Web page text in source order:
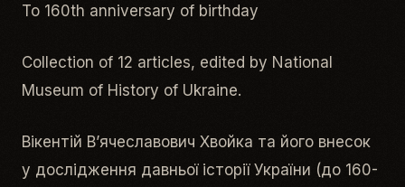
To 160th anniversary of birthday
Collection of 12 articles, edited by National
Museum of History of Ukraine.
Вікентій В’ячеславович Хвойка та його внесок
у дослідження давньої історії України (до 160-